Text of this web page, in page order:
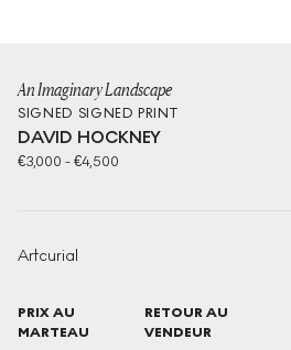
An Imaginary Landscape
SIGNED SIGNED PRINT
DAVID HOCKNEY
€3,000 -€4,500
Artcurial
PRIX AU
MARTEAU
RETOUR AU
VENDEUR